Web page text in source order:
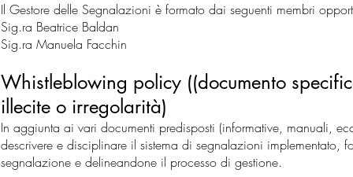
Il Gestore delle Segnalazioni è formato dai seguenti membri
Sig.ra Beatrice Baldan
Sig.ra Manuela Facchin
Whistleblowing policy ((documento
illecite o irregolarità)
In aggiunta ai vari documenti predisposti (informative, manuali,
descrivere e disciplinare il sistema di segnalazioni implementato,
segnalazione e delineandone il processo di gestione.